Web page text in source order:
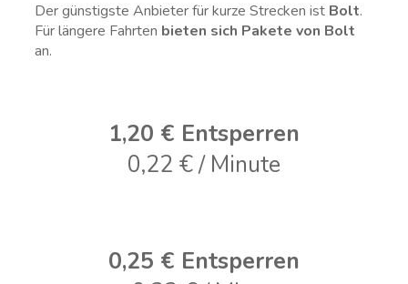
Der günstigste Anbieter für kurze Strecken ist Bolt.
Für längere Fahrten bieten sich Pakete von Bolt
an.
1,20 € Entsperren
0,22 € / Minute
0,25 € Entsperren